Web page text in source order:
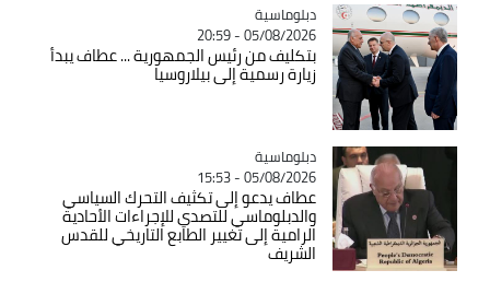
Catégorie
دبلوماسية
05/08/2026 - 20:59
بتكليف من رئيس الجمهورية ... عطاف يبدأ
زيارة رسمية إلى بيلاروسيا
Catégorie
دبلوماسية
05/08/2026 - 15:53
عطاف يدعو إلى تكثيف التحرك السياسي
والدبلوماسي للتصدي للإجراءات الأحادية
الرامية إلى تغيير الطابع التاريخي للقدس
الشريف